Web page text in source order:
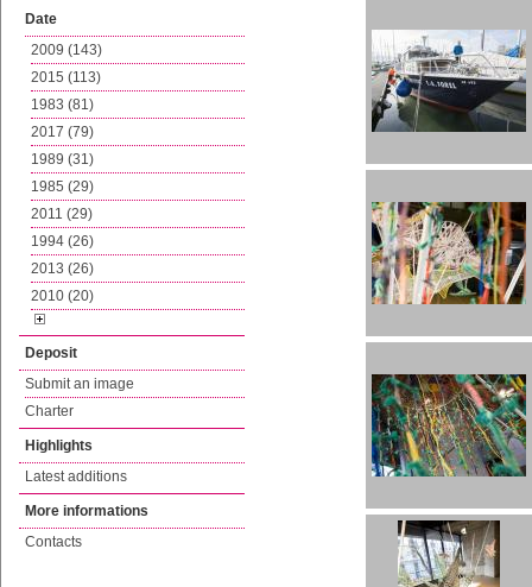
Date
2009 (143)
2015 (113)
1983 (81)
2017 (79)
1989 (31)
1985 (29)
2011 (29)
1994 (26)
2013 (26)
2010 (20)
Deposit
Submit an image
Charter
Highlights
Latest additions
More informations
Contacts